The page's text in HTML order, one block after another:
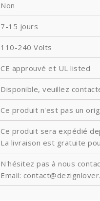
Non
7-15 jours
110-240 Volts
CE approuvé et UL listed
Disponible, veuillez
Ce produit n'est pas un
Ce produit sera expédié
La livraison est gratuite
N'hésitez pas à nous
Email: